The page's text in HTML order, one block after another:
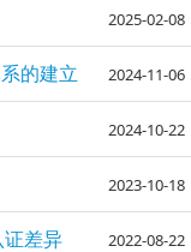
2025-02-08
的建立 2024-11-06
2024-10-22
2023-10-18
证差异 2022-08-22